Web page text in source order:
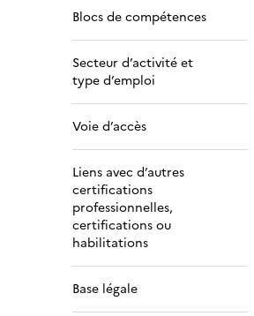
Blocs de compétences
Secteur d’activité et
type d’emploi
Voie d’accès
Liens avec d’autres
certifications
professionnelles,
certifications ou
habilitations
Base légale